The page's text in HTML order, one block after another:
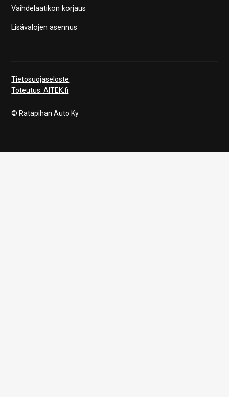
Vaihdelaatikon korjaus
Lisävalojen asennus
© Ratapihan Auto Ky
Tietosuojaseloste
Toteutus: AITEK.fi